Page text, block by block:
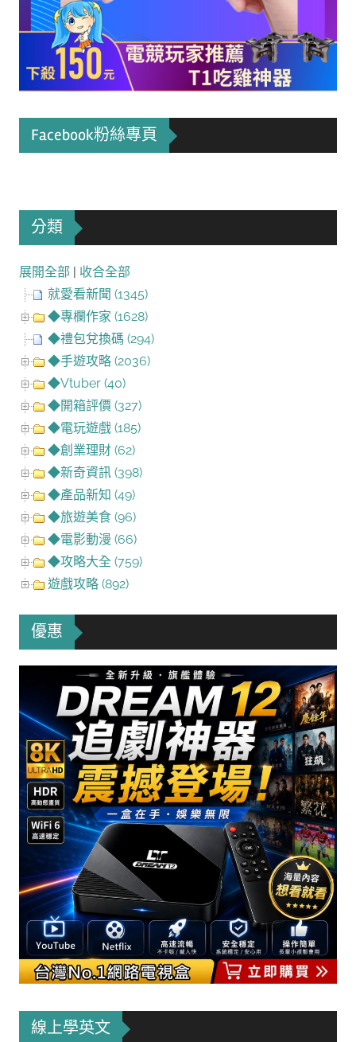
Facebook粉絲專頁
分類
展開全部 | 收合全部
就愛看新聞 (1345)
◆專欄作家 (1628)
◆禮包兌換碼 (294)
◆手遊攻略 (2036)
◆Vtuber (40)
◆開箱評價 (327)
◆電玩遊戲 (185)
◆創業理財 (62)
◆新奇資訊 (398)
◆產品新知 (49)
◆旅遊美食 (96)
◆電影動漫 (66)
◆攻略大全 (759)
遊戲攻略 (892)
優惠
線上學英文